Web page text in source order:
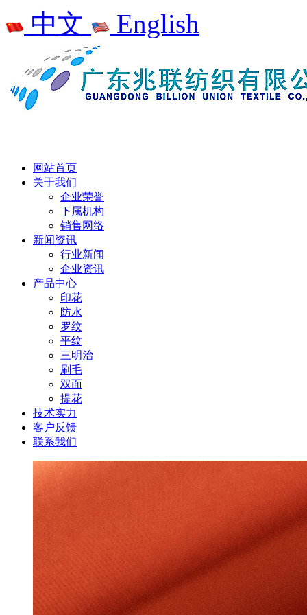
中文 English
网站首页
关于我们
企业荣誉
下属机构
销售网络
新闻资讯
行业新闻
企业资讯
产品中心
印花
防水
罗纹
平纹
三明治
刷毛
双面
提花
技术实力
客户反馈
联系我们